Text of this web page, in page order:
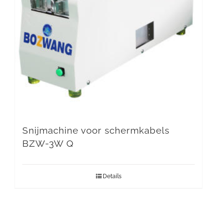
Snijmachine voor schermkabels
BZW-3W Q
Details